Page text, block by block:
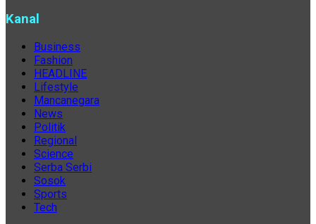
Kanal
Business
Fashion
HEADLINE
Lifestyle
Mancanegara
News
Politik
Regional
Science
Serba Serbi
Sosok
Sports
Tech